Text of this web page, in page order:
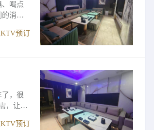
喝点
消费
预订
，很
，让我
预订